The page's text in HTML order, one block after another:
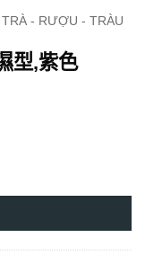
- RƯỢU - TRÀU
型,紫色
- Sữa tắm 數量